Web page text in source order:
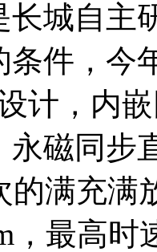
长城自主
条件，今
计，内
永磁同步
的满充满
，最高时